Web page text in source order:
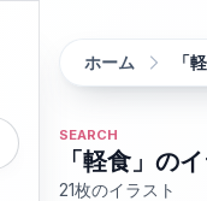
ホーム 「
SEARCH
「軽食」の
21枚のイラスト